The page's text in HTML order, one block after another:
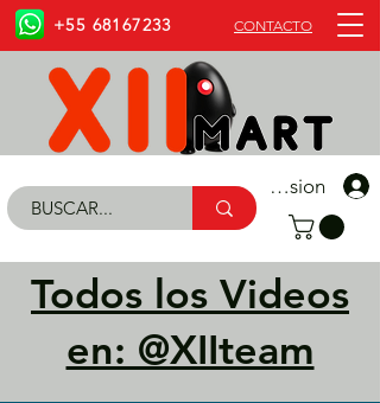
+55 68167233 CONTACTO
Iniciar Sesion
Todos los Videos
en: @XIIteam